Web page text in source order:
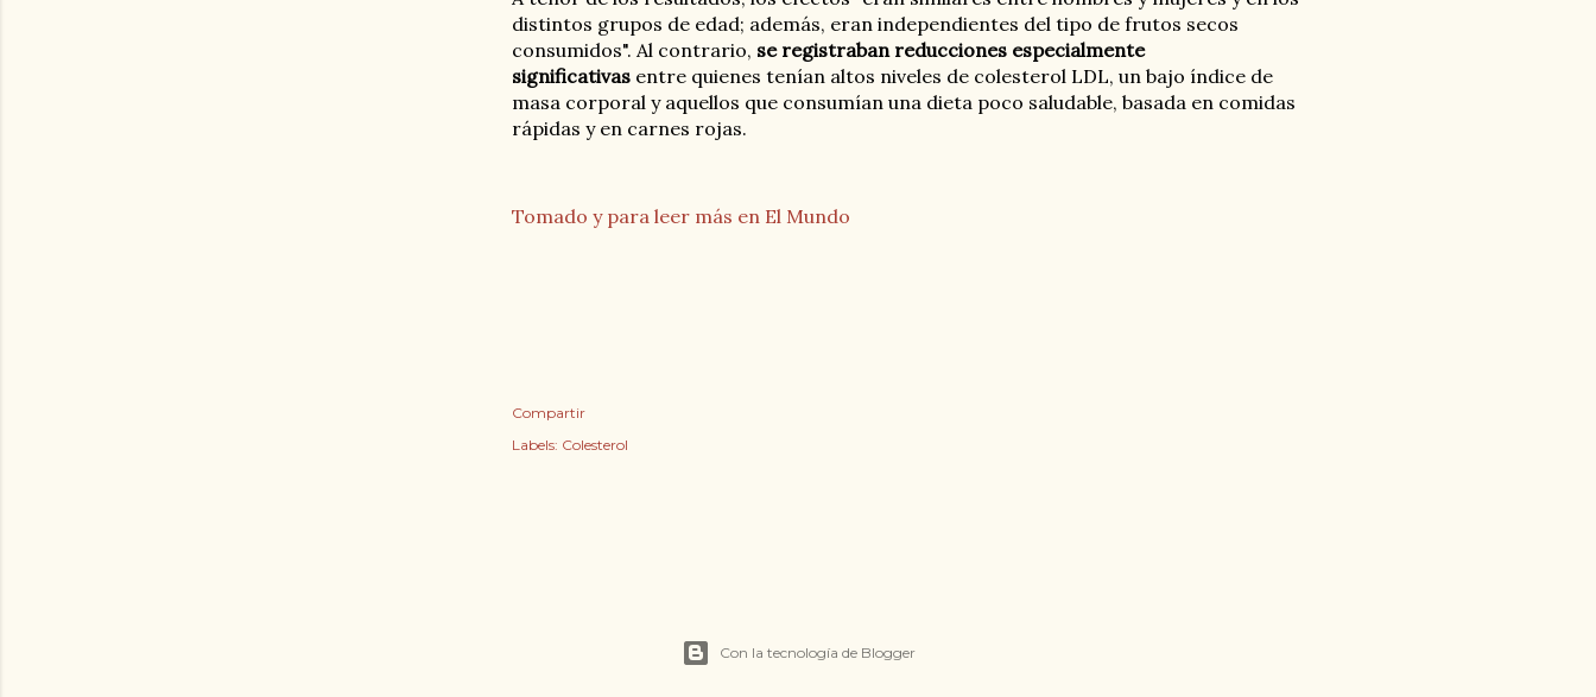
distintos grupos de edad; además, eran independientes del tipo de frutos secos
consumidos". Al contrario, se registraban reducciones especialmente
significativas entre quienes tenían altos niveles de colesterol LDL, un bajo índice de
masa corporal y aquellos que consumían una dieta poco saludable, basada en comidas
rápidas y en carnes rojas.
Tomado y para leer más en El Mundo
Compartir
Labels: Colesterol
Con la tecnología de Blogger